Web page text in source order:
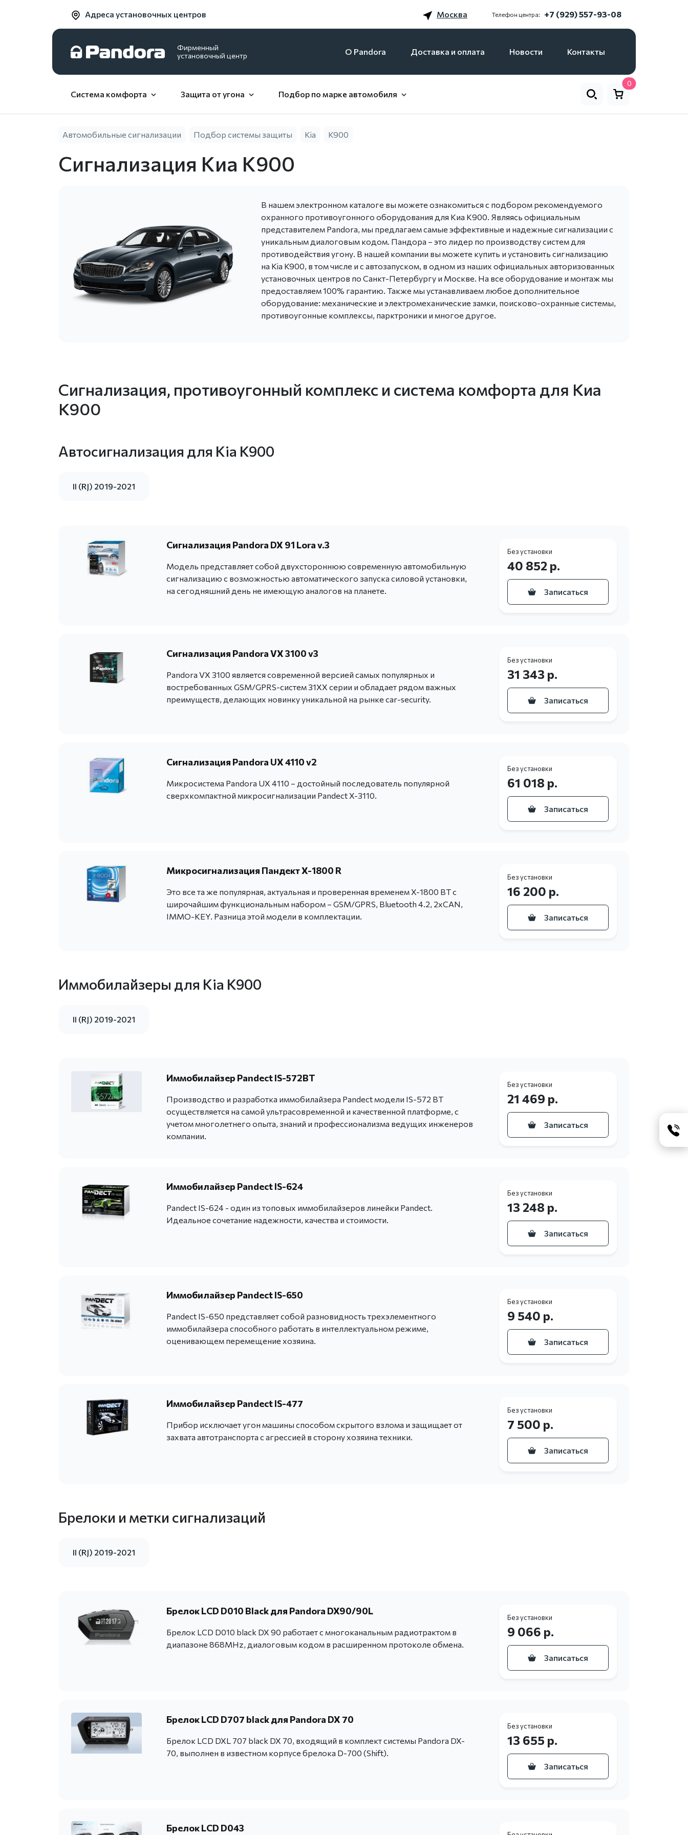
Адреса установочных центров Москва Телефон центра: +7 (929) 557-93-08
Фирменный
установочный центр
O Pandora Доставка и оплата Новости Контакты
Система комфорта Защита от угона Подбор по марке автомобиля
0
Автомобильные сигнализации Подбор системы защиты Kia K900
Сигнализация Киа К900
В нашем электронном каталоге вы можете ознакомиться с подбором рекомендуемого
охранного противоугонного оборудования для Киа К900. Являясь официальным
представителем Pandora, мы предлагаем самые эффективные и надежные сигнализации с
уникальным диалоговым кодом. Пандора – это лидер по производству систем для
противодействия угону. В нашей компании вы можете купить и установить сигнализацию
на Kia K900, в том числе и с автозапуском, в одном из наших официальных авторизованных
установочных центров по Санкт-Петербургу и Москве. На все оборудование и монтаж мы
предоставляем 100% гарантию. Также мы устанавливаем любое дополнительное
оборудование: механические и электромеханические замки, поисково-охранные системы,
противоугонные комплексы, парктроники и многое другое.
Сигнализация, противоугонный комплекс и система комфорта для Киа
К900
Автосигнализация для Kia K900
II (RJ) 2019-2021
Сигнализация Pandora DX 91 Lora v.3
Модель представляет собой двухстороннюю современную автомобильную
сигнализацию с возможностью автоматического запуска силовой установки,
на сегодняшний день не имеющую аналогов на планете.
Без установки
40 852 р.
Записаться
Сигнализация Pandora VX 3100 v3
Pandora VX 3100 является современной версией самых популярных и
востребованных GSM/GPRS-систем 31ХХ серии и обладает рядом важных
преимуществ, делающих новинку уникальной на рынке car-security.
Без установки
31 343 р.
Записаться
Сигнализация Pandora UX 4110 v2
Микросистема Pandora UX 4110 – достойный последователь популярной
сверхкомпактной микросигнализации Pandect X-3110.
Без установки
61 018 р.
Записаться
Микросигнализация Пандект X-1800 R
Это все та же популярная, актуальная и проверенная временем X-1800 BT с
широчайшим функциональным набором – GSM/GPRS, Bluetooth 4.2, 2xCAN,
IMMO-KEY. Разница этой модели в комплектации.
Без установки
16 200 р.
Записаться
Иммобилайзеры для Kia K900
II (RJ) 2019-2021
Иммобилайзер Pandect IS-572BT
Производство и разработка иммобилайзера Pandect модели IS-572 BT
осуществляется на самой ультрасовременной и качественной платформе, с
учетом многолетнего опыта, знаний и профессионализма ведущих инженеров
компании.
Без установки
21 469 р.
Записаться
Иммобилайзер Pandect IS-624
Pandect IS-624 - один из топовых иммобилайзеров линейки Pandect.
Идеальное сочетание надежности, качества и стоимости.
Без установки
13 248 р.
Записаться
Иммобилайзер Pandect IS-650
Pandect IS-650 представляет собой разновидность трехэлементного
иммобилайзера способного работать в интеллектуальном режиме,
оценивающем перемещение хозяина.
Без установки
9 540 р.
Записаться
Иммобилайзер Pandect IS-477
Прибор исключает угон машины способом скрытого взлома и защищает от
захвата автотранспорта с агрессией в сторону хозяина техники.
Без установки
7 500 р.
Записаться
Брелоки и метки сигнализаций
II (RJ) 2019-2021
Брелок LCD D010 Black для Pandora DX90/90L
Брелок LCD D010 black DX 90 работает c многоканальным радиотрактом в
диапазоне 868MHz, диалоговым кодом в расширенном протоколе обмена.
Без установки
9 066 р.
Записаться
Брелок LCD D707 black для Pandora DX 70
Брелок LCD DXL 707 black DX 70, входящий в комплект системы Pandora DX-
70, выполнен в известном корпусе брелока D-700 (Shift).
Без установки
13 655 р.
Записаться
Брелок LCD D043